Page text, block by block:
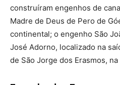
construíram engenhos de
Madre de Deus de Pero de
continental; o engenho São
José Adorno, localizado na
de São Jorge dos Erasmos,